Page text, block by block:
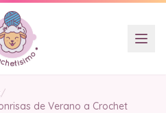
/
de Verano a Crochet